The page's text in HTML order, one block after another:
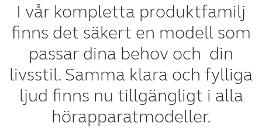
I vår kompletta produktfamilj
finns det säkert en modell som
passar dina behov och din
livsstil. Samma klara och fylliga
ljud finns nu tillgängligt i alla
hörapparatmodeller.